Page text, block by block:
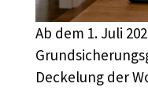
Ab dem 1. Juli
Deckelung der